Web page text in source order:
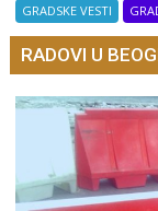
GRADSKE VESTI
RADOVI U